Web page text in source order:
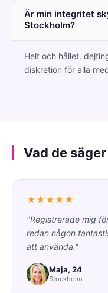
Är min integritet
Stockholm?
Helt och hållet.
diskretion för alla
Vad de
★★★★★
"Registrerade mig
redan någon
att använda."
Maja, 24
Stockholm